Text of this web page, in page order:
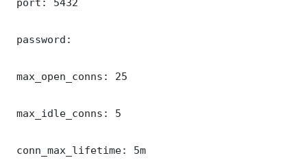
port: 5432
password:
max_open_conns: 25
max_idle_conns: 5
conn_max_lifetime: 5m